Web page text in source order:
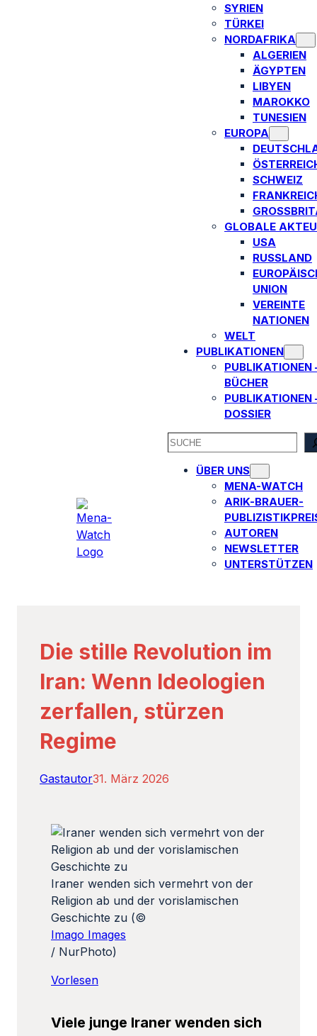
SYRIEN
TÜRKEI
NORDAFRIKA
ALGERIEN
ÄGYPTEN
LIBYEN
MAROKKO
TUNESIEN
EUROPA
SCHWEIZ
GLOBALE
USA
RUSSLAND
UNION
VEREINTE
NATIONEN
WELT
PUBLIKATIONEN
PUBLIKATIONEN
BÜCHER
PUBLIKATIONEN
DOSSIER
SEARCH
ÜBER UNS
MENA-WATCH
ARIK-BRAUER-
AUTOREN​
NEWSLETTER
UNTERSTÜTZEN
Die stille Revolution im
Iran: Wenn Ideologien
zerfallen, stürzen
Regime
Gastautor31. März 2026
Iraner wenden sich vermehrt von der
Religion ab und der vorislamischen
Geschichte zu (©
Imago Images
/ NurPhoto)
Vorlesen
Viele junge Iraner wenden sich